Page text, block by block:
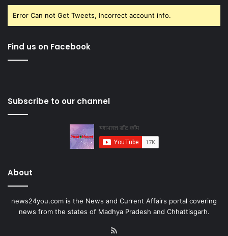
Error Can not Get Tweets, Incorrect account info.
Find us on Facebook
Subscribe to our channel
About
news24you.com is the News and Current Affairs portal covering
news from the states of Madhya Pradesh and Chhattisgarh.
RSS